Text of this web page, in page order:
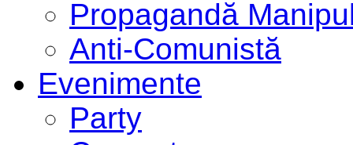
Propagandă
Anti-Comunistă
Evenimente
Party